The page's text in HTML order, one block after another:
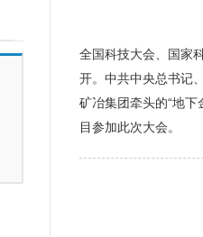
全国科技大会、国家
开。中共中央总书记
矿冶集团牵头的“地
目参加此次大会。